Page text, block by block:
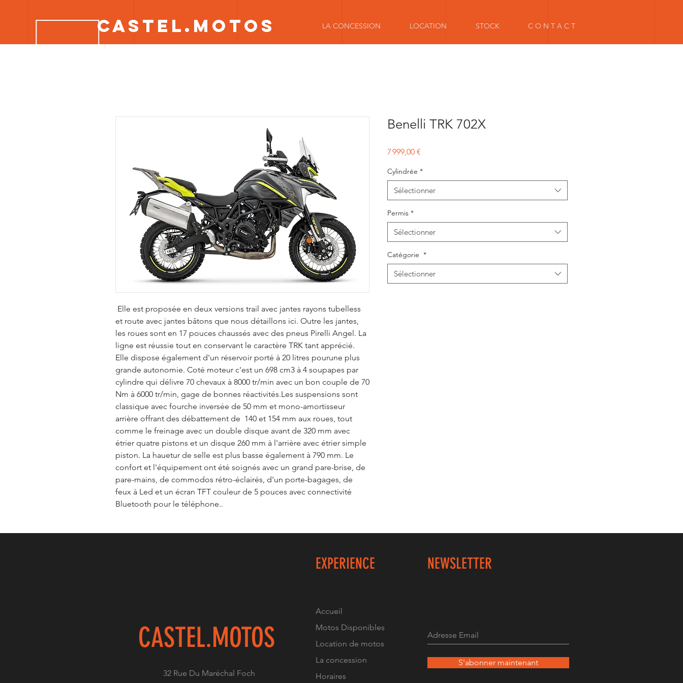
CASTEL.MOTOS LA CONCESSION LOCATION STOCK C O N T A C T
Elle est proposée en deux versions trail avec jantes rayons tubelless
et route avec jantes bâtons que nous détaillons ici. Outre les jantes,
les roues sont en 17 pouces chaussés avec des pneus Pirelli Angel. La
ligne est réussie tout en conservant le caractère TRK tant apprécié.
Elle dispose également d'un réservoir porté à 20 litres pourune plus
grande autonomie. Coté moteur c'est un 698 cm3 à 4 soupapes par
cylindre qui délivre 70 chevaux à 8000 tr/min avec un bon couple de 70
Nm à 6000 tr/min, gage de bonnes réactivités.Les suspensions sont
classique avec fourche inversée de 50 mm et mono-amortisseur
arrière offrant des débattement de 140 et 154 mm aux roues, tout
comme le freinage avec un double disque avant de 320 mm avec
étrier quatre pistons et un disque 260 mm à l'arrière avec étrier simple
piston. La hauetur de selle est plus basse également à 790 mm. Le
confort et l'équipement ont été soignés avec un grand pare-brise, de
pare-mains, de commodos rétro-éclairés, d'un porte-bagages, de
feux à Led et un écran TFT couleur de 5 pouces avec connectivité
Bluetooth pour le téléphone..
Benelli TRK 702X
7 999,00 €
Cylindrée *
Sélectionner
Permis *
Sélectionner
Catégorie *
Sélectionner
EXPERIENCE NEWSLETTER
CASTEL.MOTOS
32 Rue Du Maréchal Foch
Accueil
Motos Disponibles
Location de motos
La concession
Horaires
S'abonner maintenant